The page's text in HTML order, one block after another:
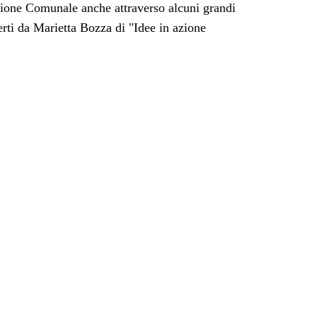
Comunale anche attraverso alcuni grandi
da Marietta Bozza di "Idee in azione